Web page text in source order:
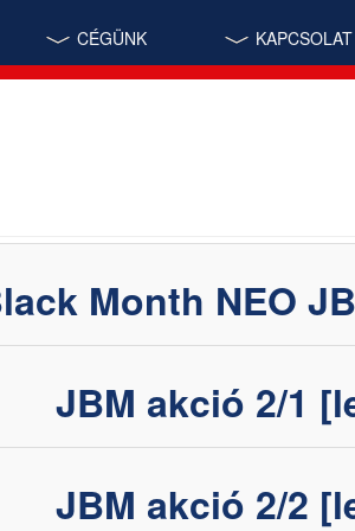
CÉGÜNK KAPCSOLAT
Month NEO
JBM akció 2/1
JBM akció 2/2